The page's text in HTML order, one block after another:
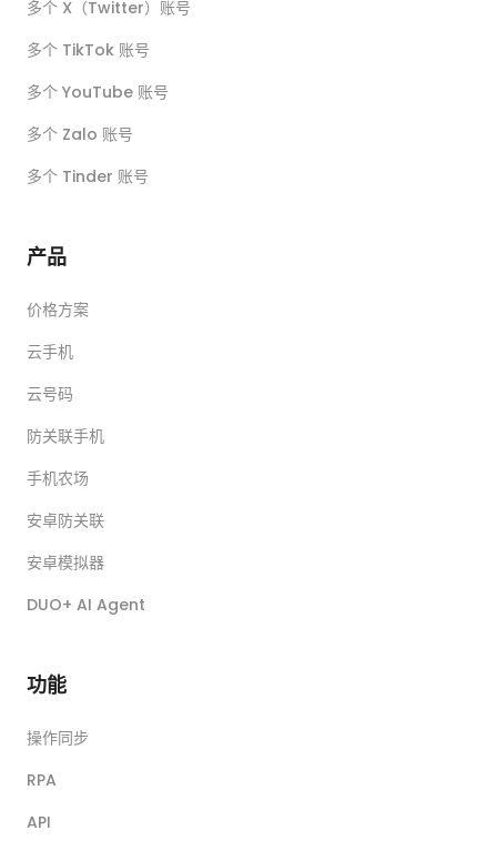
多个 X（Twitter）账号
多个 TikTok 账号
多个 YouTube 账号
多个 Zalo 账号
多个 Tinder 账号
产品
价格方案
云手机
云号码
防关联手机
手机农场
安卓防关联
安卓模拟器
DUO+ AI Agent
功能
操作同步
RPA
API